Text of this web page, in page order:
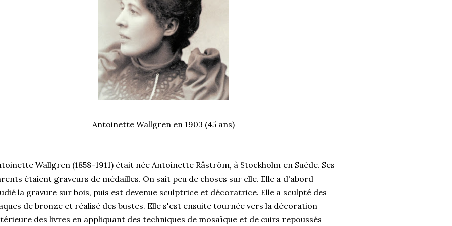
Antoinette Wallgren en 1903 (45 ans)
Wallgren (1858-1911) était née Antoinette Råström, à Stockholm en Suède. Ses
étaient graveurs de médailles. On sait peu de choses sur elle. Elle a d'abord
la gravure sur bois, puis est devenue sculptrice et décoratrice. Elle a sculpté des
de bronze et réalisé des bustes. Elle s'est ensuite tournée vers la décoration
des livres en appliquant des techniques de mosaïque et de cuirs repoussés